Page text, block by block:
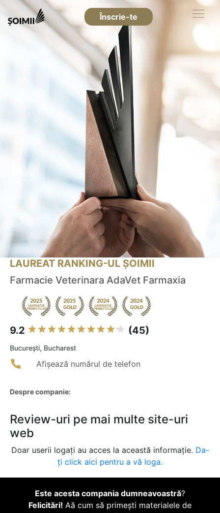
Înscrie-te
LAUREAT RANKING-UL ȘOIMII
Farmacie Veterinara AdaVet Farmaxia
9.2 (45)
Bucureşti, Bucharest
Afișează numărul de telefon
Despre companie:
Review-uri pe mai multe site-uri
web
Doar userii logați au acces la această informație. Da-
ți click aici pentru a vă loga.
Este acesta compania dumneavoastră?
Felicitări! Aă cum să primești materialele de